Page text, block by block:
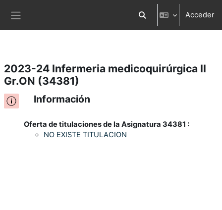
Salta al contenido principal Selector de búsqueda
Acceder
2023-24 Infermeria medicoquirúrgica II
Gr.ON (34381)
Información
Oferta de titulaciones de la Asignatura 34381 :
NO EXISTE TITULACION